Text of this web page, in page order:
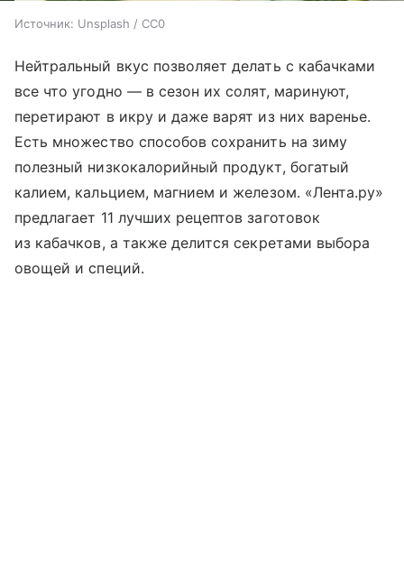
Источник: Unsplash / CC0
Нейтральный вкус позволяет делать с кабачками
все что угодно — в сезон их солят, маринуют,
перетирают в икру и даже варят из них варенье.
Есть множество способов сохранить на зиму
полезный низкокалорийный продукт, богатый
калием, кальцием, магнием и железом. «Лента.ру»
предлагает 11 лучших рецептов заготовок
из кабачков, а также делится секретами выбора
овощей и специй.